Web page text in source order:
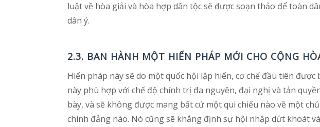
luật về hòa giải và hòa hợp dân tộc sẽ được soạn thảo để toàn
dân ý.
2.3. BAN HÀNH MỘT HIẾN PHÁP MỚI CHO CỘNG
Hiến pháp này sẽ do một quốc hội lập hiến, cơ chế đầu tiên được
này phù hợp với chế độ chính trị đa nguyên, đại nghị và tản
bày, và sẽ không được mang bất cứ một qui chiếu nào về một
chính đảng nào. Nó cũng sẽ khẳng định sự hội nhập dứt khoát